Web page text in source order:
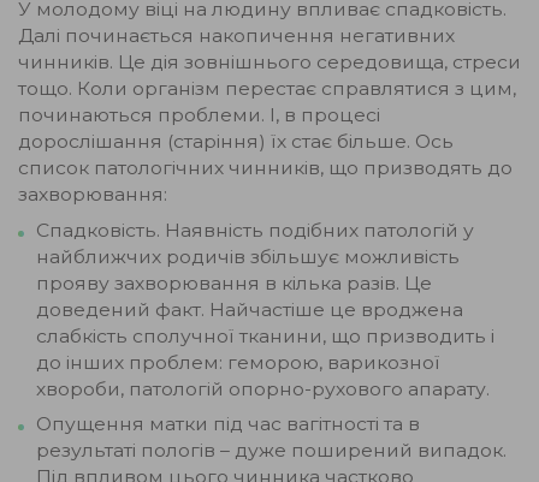
У молодому віці на людину впливає спадковість.
Далі починається накопичення негативних
чинників. Це дія зовнішнього середовища, стреси
тощо. Коли організм перестає справлятися з цим,
починаються проблеми. І, в процесі
дорослішання (старіння) їх стає більше. Ось
список патологічних чинників, що призводять до
захворювання:
Спадковість. Наявність подібних патологій у
найближчих родичів збільшує можливість
прояву захворювання в кілька разів. Це
доведений факт. Найчастіше це вроджена
слабкість сполучної тканини, що призводить і
до інших проблем: геморою, варикозної
хвороби, патологій опорно-рухового апарату.
Опущення матки під час вагітності та в
результаті пологів – дуже поширений випадок.
Під впливом цього чинника частково